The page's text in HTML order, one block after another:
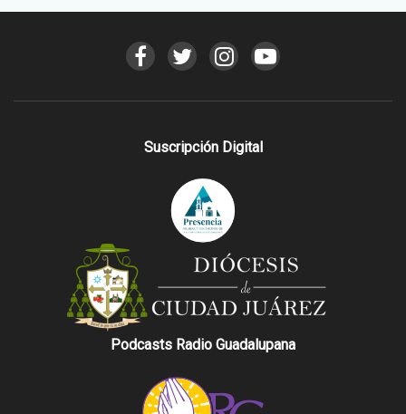
Suscripción Digital
Podcasts Radio Guadalupana